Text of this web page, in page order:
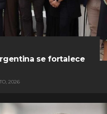
se fortalece
2026